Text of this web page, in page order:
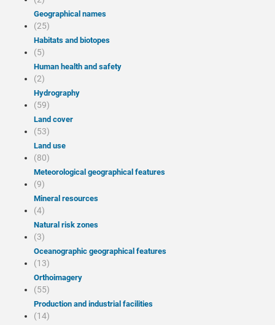
Geographical names
(25)
Habitats and biotopes
(5)
Human health and safety
(2)
Hydrography
(59)
Land cover
(53)
Land use
(80)
Meteorological geographical features
(9)
Mineral resources
(4)
Natural risk zones
(3)
Oceanographic geographical features
(13)
Orthoimagery
(55)
Production and industrial facilities
(14)